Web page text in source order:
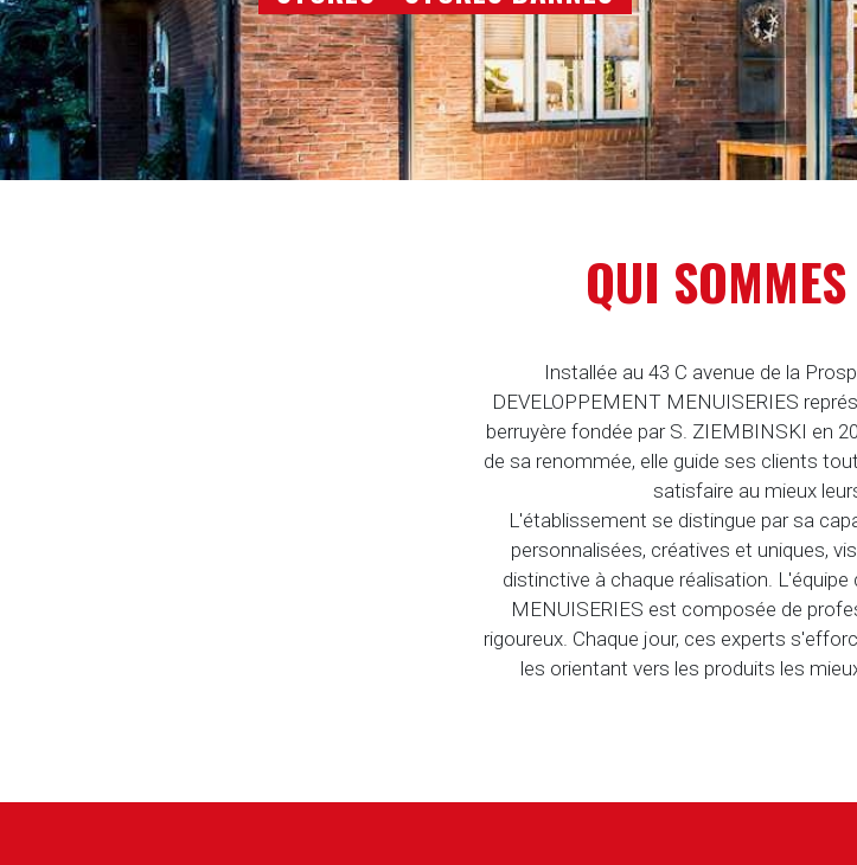
SÉCURITÉ OU UN CYLINDRE SPÉCIAL
POLYCARBONATE OU ENCORE EN PANNEAUX
QUI
Installée au 43 C avenue de la
DEVELOPPEMENT MENUISERIES
berruyère fondée par S. ZIEMBINSKI en
de sa renommée, elle guide ses clients
satisfaire au mieux
L'établissement se distingue par sa
personnalisées, créatives et uniques,
distinctive à chaque réalisation. L'équipe
MENUISERIES est composée de
rigoureux. Chaque jour, ces experts
les orientant vers les produits les